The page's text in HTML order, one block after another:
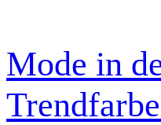
Mode in